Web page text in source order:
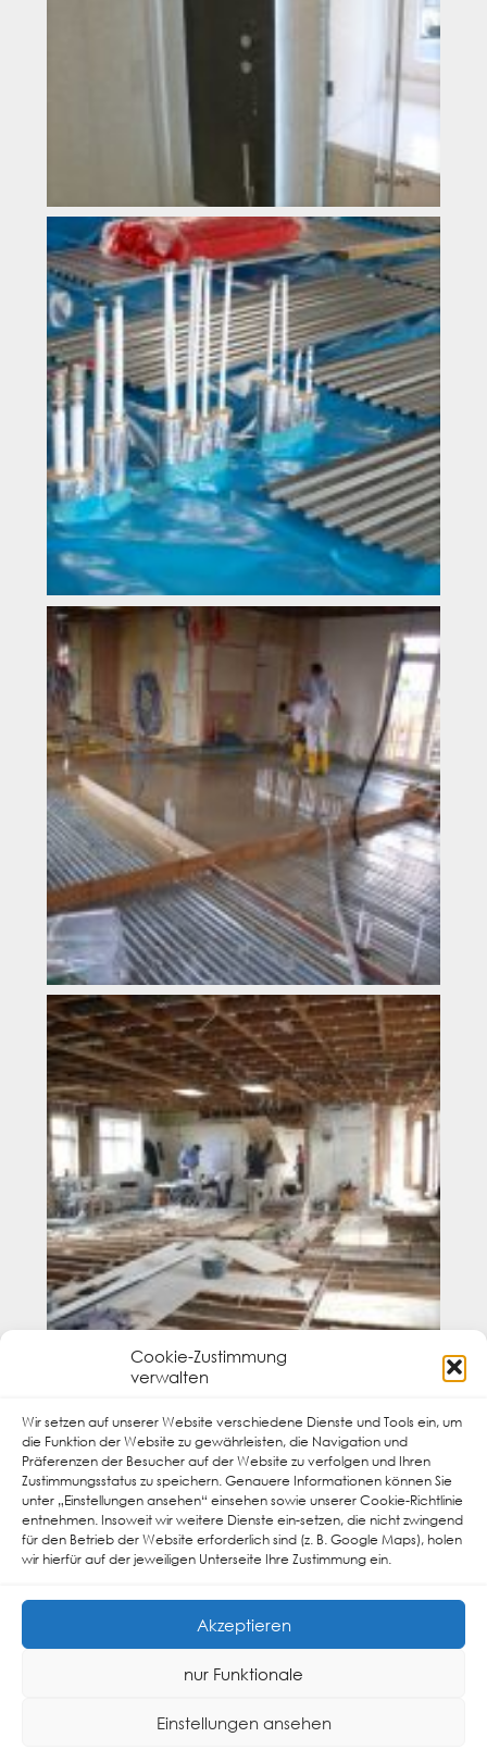
Cookie-Zustimmung
verwalten
Wir setzen auf unserer Website verschiedene Dienste und Tools ein, um
die Funktion der Website zu gewährleisten, die Navigation und
Präferenzen der Besucher auf der Website zu verfolgen und Ihren
Zustimmungsstatus zu speichern. Genauere Informationen können Sie
unter „Einstellungen ansehen“ einsehen sowie unserer Cookie-Richtlinie
entnehmen. Insoweit wir weitere Dienste ein-setzen, die nicht zwingend
für den Betrieb der Website erforderlich sind (z. B. Google Maps), holen
wir hierfür auf der jeweiligen Unterseite Ihre Zustimmung ein.
Akzeptieren
nur Funktionale
Einstellungen ansehen